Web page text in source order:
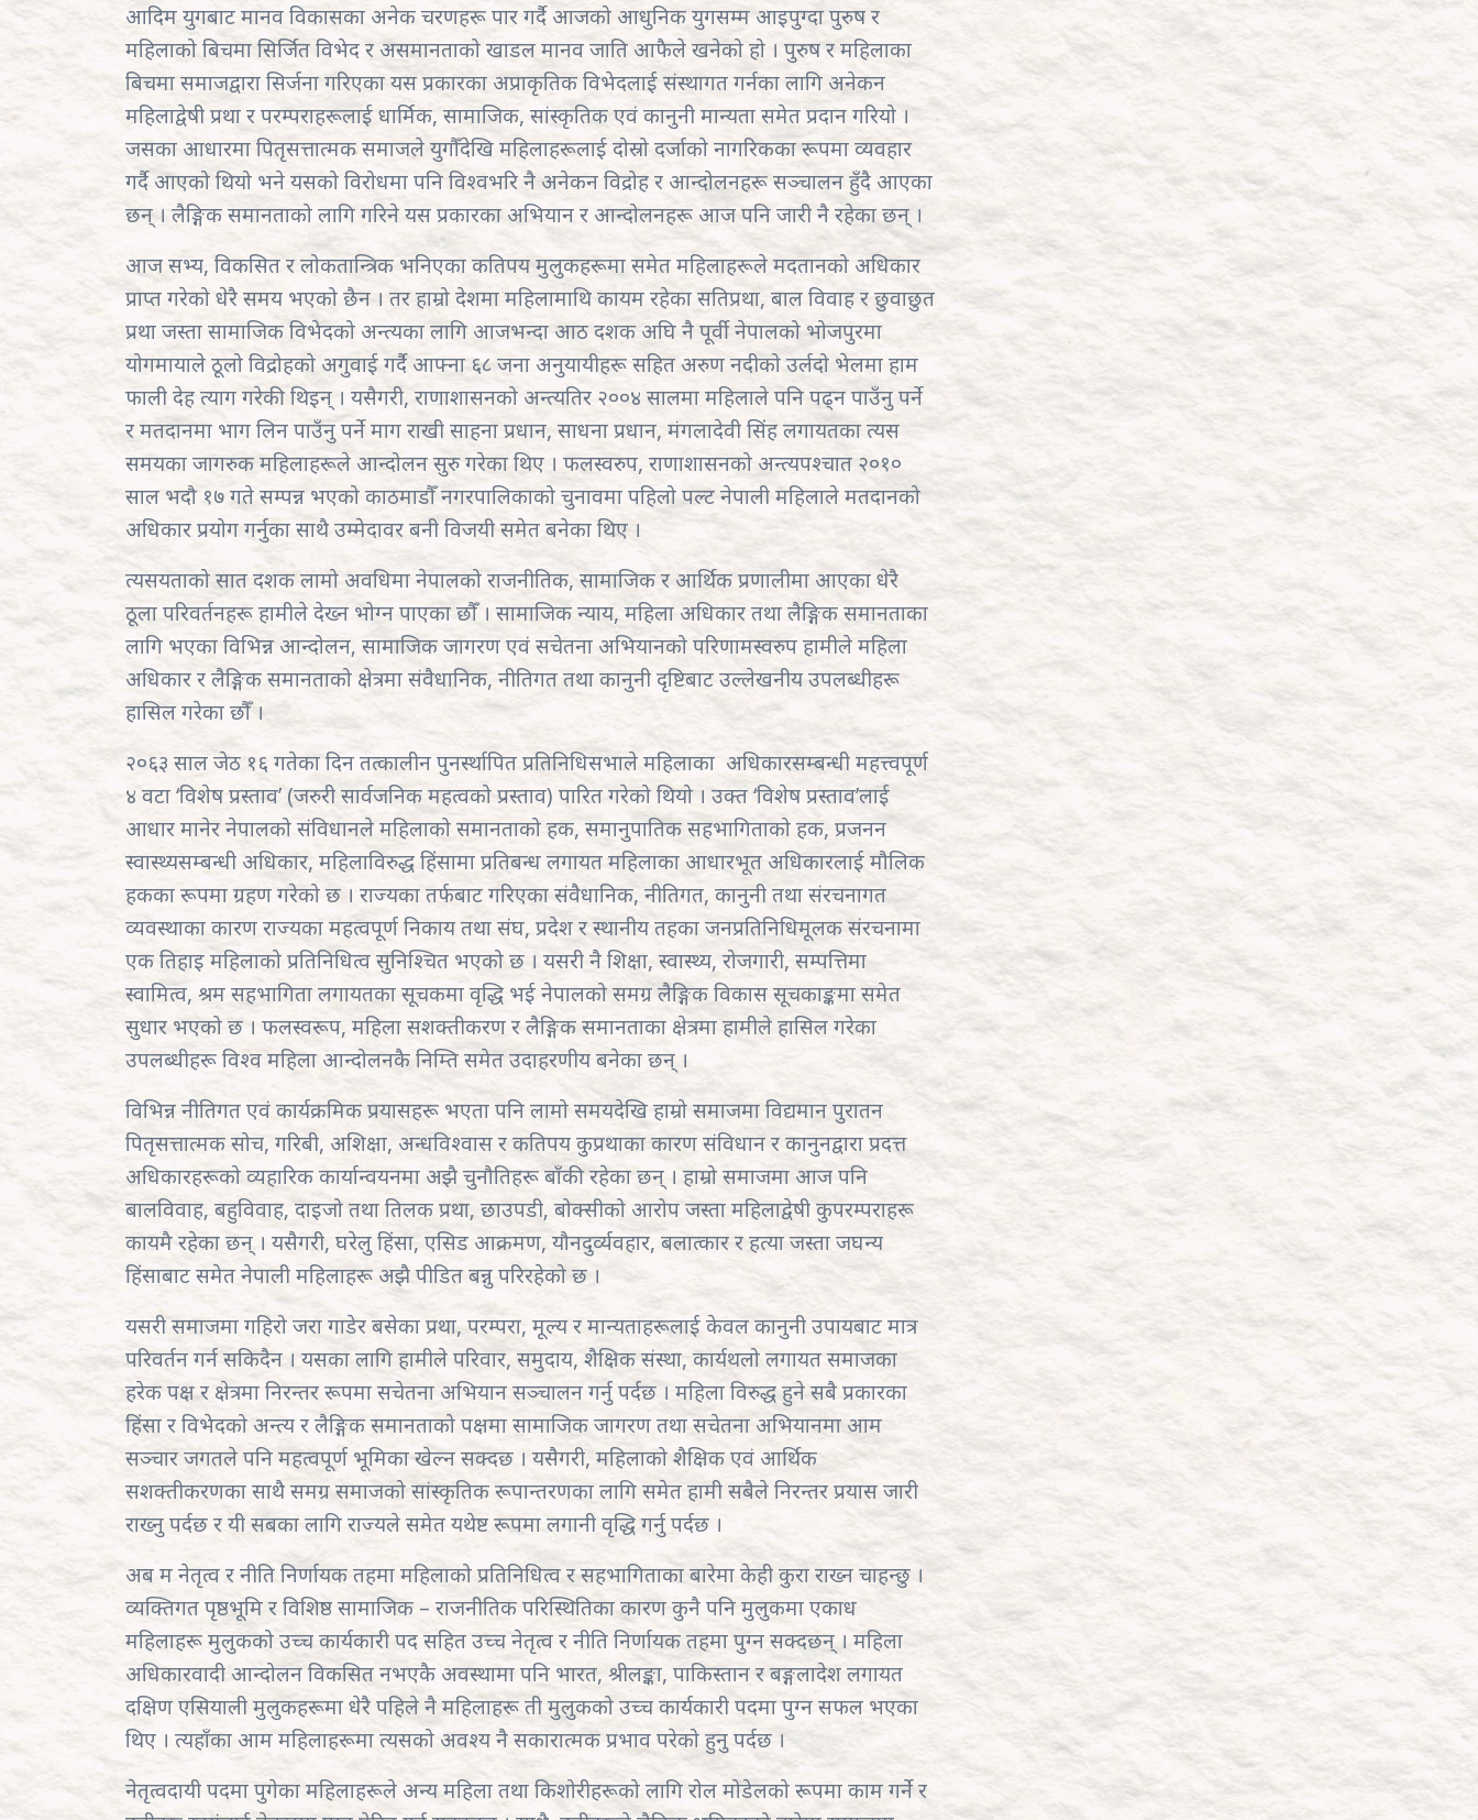
आदिम युगबाट मानव विकासका अनेक चरणहरू पार गर्दै आजको आधुनिक युगसम्म आइपुग्दा पुरुष र
महिलाको बिचमा सिर्जित विभेद र असमानताको खाडल मानव जाति आफैले खनेको हो । पुरुष र महिलाका
बिचमा समाजद्वारा सिर्जना गरिएका यस प्रकारका अप्राकृतिक विभेदलाई संस्थागत गर्नका लागि अनेकन
महिलाद्वेषी प्रथा र परम्पराहरूलाई धार्मिक, सामाजिक, सांस्कृतिक एवं कानुनी मान्यता समेत प्रदान गरियो ।
जसका आधारमा पितृसत्तात्मक समाजले युगौँदेखि महिलाहरूलाई दोस्रो दर्जाको नागरिकका रूपमा व्यवहार
गर्दै आएको थियो भने यसको विरोधमा पनि विश्वभरि नै अनेकन विद्रोह र आन्दोलनहरू सञ्चालन हुँदै आएका
छन् । लैङ्गिक समानताको लागि गरिने यस प्रकारका अभियान र आन्दोलनहरू आज पनि जारी नै रहेका छन् ।
आज सभ्य, विकसित र लोकतान्त्रिक भनिएका कतिपय मुलुकहरूमा समेत महिलाहरूले मदतानको अधिकार
प्राप्त गरेको धेरै समय भएको छैन । तर हाम्रो देशमा महिलामाथि कायम रहेका सतिप्रथा, बाल विवाह र छुवाछुत
प्रथा जस्ता सामाजिक विभेदको अन्त्यका लागि आजभन्दा आठ दशक अघि नै पूर्वी नेपालको भोजपुरमा
योगमायाले ठूलो विद्रोहको अगुवाई गर्दै आफ्ना ६८ जना अनुयायीहरू सहित अरुण नदीको उर्लदो भेलमा हाम
फाली देह त्याग गरेकी थिइन् । यसैगरी, राणाशासनको अन्त्यतिर २००४ सालमा महिलाले पनि पढ्न पाउँनु पर्ने
र मतदानमा भाग लिन पाउँनु पर्ने माग राखी साहना प्रधान, साधना प्रधान, मंगलादेवी सिंह लगायतका त्यस
समयका जागरुक महिलाहरूले आन्दोलन सुरु गरेका थिए । फलस्वरुप, राणाशासनको अन्त्यपश्चात २०१०
साल भदौ १७ गते सम्पन्न भएको काठमाडौँ नगरपालिकाको चुनावमा पहिलो पल्ट नेपाली महिलाले मतदानको
अधिकार प्रयोग गर्नुका साथै उम्मेदावर बनी विजयी समेत बनेका थिए ।
त्यसयताको सात दशक लामो अवधिमा नेपालको राजनीतिक, सामाजिक र आर्थिक प्रणालीमा आएका धेरै
ठूला परिवर्तनहरू हामीले देख्न भोग्न पाएका छौँ । सामाजिक न्याय, महिला अधिकार तथा लैङ्गिक समानताका
लागि भएका विभिन्न आन्दोलन‚ सामाजिक जागरण एवं सचेतना अभियानको परिणामस्वरुप हामीले महिला
अधिकार र लैङ्गिक समानताको क्षेत्रमा संवैधानिक, नीतिगत तथा कानुनी दृष्टिबाट उल्लेखनीय उपलब्धीहरू
हासिल गरेका छौँ ।
२०६३ साल जेठ १६ गतेका दिन तत्कालीन पुनर्स्थापित प्रतिनिधिसभाले महिलाका अधिकारसम्बन्धी महत्त्वपूर्ण
४ वटा ‘विशेष प्रस्ताव’ (जरुरी सार्वजनिक महत्वको प्रस्ताव) पारित गरेको थियो । उक्त ‘विशेष प्रस्ताव’लाई
आधार मानेर नेपालको संविधानले महिलाको समानताको हक, समानुपातिक सहभागिताको हक, प्रजनन
स्वास्थ्यसम्बन्धी अधिकार, महिलाविरुद्ध हिंसामा प्रतिबन्ध लगायत महिलाका आधारभूत अधिकारलाई मौलिक
हकका रूपमा ग्रहण गरेको छ । राज्यका तर्फबाट गरिएका संवैधानिक, नीतिगत, कानुनी तथा संरचनागत
व्यवस्थाका कारण राज्यका महत्वपूर्ण निकाय तथा संघ, प्रदेश र स्थानीय तहका जनप्रतिनिधिमूलक संरचनामा
एक तिहाइ महिलाको प्रतिनिधित्व सुनिश्चित भएको छ । यसरी नै शिक्षा, स्वास्थ्य, रोजगारी, सम्पत्तिमा
स्वामित्व, श्रम सहभागिता लगायतका सूचकमा वृद्धि भई नेपालको समग्र लैङ्गिक विकास सूचकाङ्कमा समेत
सुधार भएको छ । फलस्वरूप, महिला सशक्तीकरण र लैङ्गिक समानताका क्षेत्रमा हामीले हासिल गरेका
उपलब्धीहरू विश्व महिला आन्दोलनकै निम्ति समेत उदाहरणीय बनेका छन् ।
विभिन्न नीतिगत एवं कार्यक्रमिक प्रयासहरू भएता पनि लामो समयदेखि हाम्रो समाजमा विद्यमान पुरातन
पितृसत्तात्मक सोच, गरिबी, अशिक्षा, अन्धविश्वास र कतिपय कुप्रथाका कारण संविधान र कानुनद्वारा प्रदत्त
अधिकारहरूको व्यहारिक कार्यान्वयनमा अझै चुनौतिहरू बाँकी रहेका छन् । हाम्रो समाजमा आज पनि
बालविवाह‚ बहुविवाह‚ दाइजो तथा तिलक प्रथा‚ छाउपडी‚ बोक्सीको आरोप जस्ता महिलाद्वेषी कुपरम्पराहरू
कायमै रहेका छन् । यसैगरी, घरेलु हिंसा, एसिड आक्रमण, यौनदुर्व्यवहार, बलात्कार र हत्या जस्ता जघन्य
हिंसाबाट समेत नेपाली महिलाहरू अझै पीडित बन्नु परिरहेको छ ।
यसरी समाजमा गहिरो जरा गाडेर बसेका प्रथा, परम्परा, मूल्य र मान्यताहरूलाई केवल कानुनी उपायबाट मात्र
परिवर्तन गर्न सकिदैन । यसका लागि हामीले परिवार, समुदाय, शैक्षिक संस्था, कार्यथलो लगायत समाजका
हरेक पक्ष र क्षेत्रमा निरन्तर रूपमा सचेतना अभियान सञ्चालन गर्नु पर्दछ । महिला विरुद्ध हुने सबै प्रकारका
हिंसा र विभेदको अन्त्य र लैङ्गिक समानताको पक्षमा सामाजिक जागरण तथा सचेतना अभियानमा आम
सञ्चार जगतले पनि महत्वपूर्ण भूमिका खेल्न सक्दछ । यसैगरी, महिलाको शैक्षिक एवं आर्थिक
सशक्तीकरणका साथै समग्र समाजको सांस्कृतिक रूपान्तरणका लागि समेत हामी सबैले निरन्तर प्रयास जारी
राख्नु पर्दछ र यी सबका लागि राज्यले समेत यथेष्ट रूपमा लगानी वृद्धि गर्नु पर्दछ ।
अब म नेतृत्व र नीति निर्णायक तहमा महिलाको प्रतिनिधित्व र सहभागिताका बारेमा केही कुरा राख्न चाहन्छु ।
व्यक्तिगत पृष्ठभूमि र विशिष्ठ सामाजिक – राजनीतिक परिस्थितिका कारण कुनै पनि मुलुकमा एकाध
महिलाहरू मुलुकको उच्च कार्यकारी पद सहित उच्च नेतृत्व र नीति निर्णायक तहमा पुग्न सक्दछन् । महिला
अधिकारवादी आन्दोलन विकसित नभएकै अवस्थामा पनि भारत, श्रीलङ्का, पाकिस्तान र बङ्गलादेश लगायत
दक्षिण एसियाली मुलुकहरूमा धेरै पहिले नै महिलाहरू ती मुलुकको उच्च कार्यकारी पदमा पुग्न सफल भएका
थिए । त्यहाँका आम महिलाहरूमा त्यसको अवश्य नै सकारात्मक प्रभाव परेको हुनु पर्दछ ।
नेतृत्वदायी पदमा पुगेका महिलाहरूले अन्य महिला तथा किशोरीहरूको लागि रोल मोडेलको रूपमा काम गर्ने र